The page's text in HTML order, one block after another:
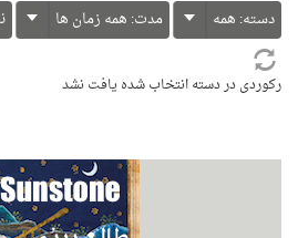
دسته: همه مدت: همه زمان ها
رکوردی در دسته انتخاب شده یافت نشد